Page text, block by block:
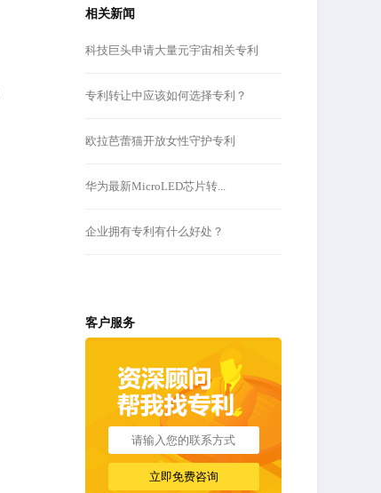
相关新闻
科技巨头申请大量元宇宙相关专利
专利转让中应该如何选择专利？
欧拉芭蕾猫开放女性守护专利
华为最新MicroLED芯片转...
企业拥有专利有什么好处？
客户服务